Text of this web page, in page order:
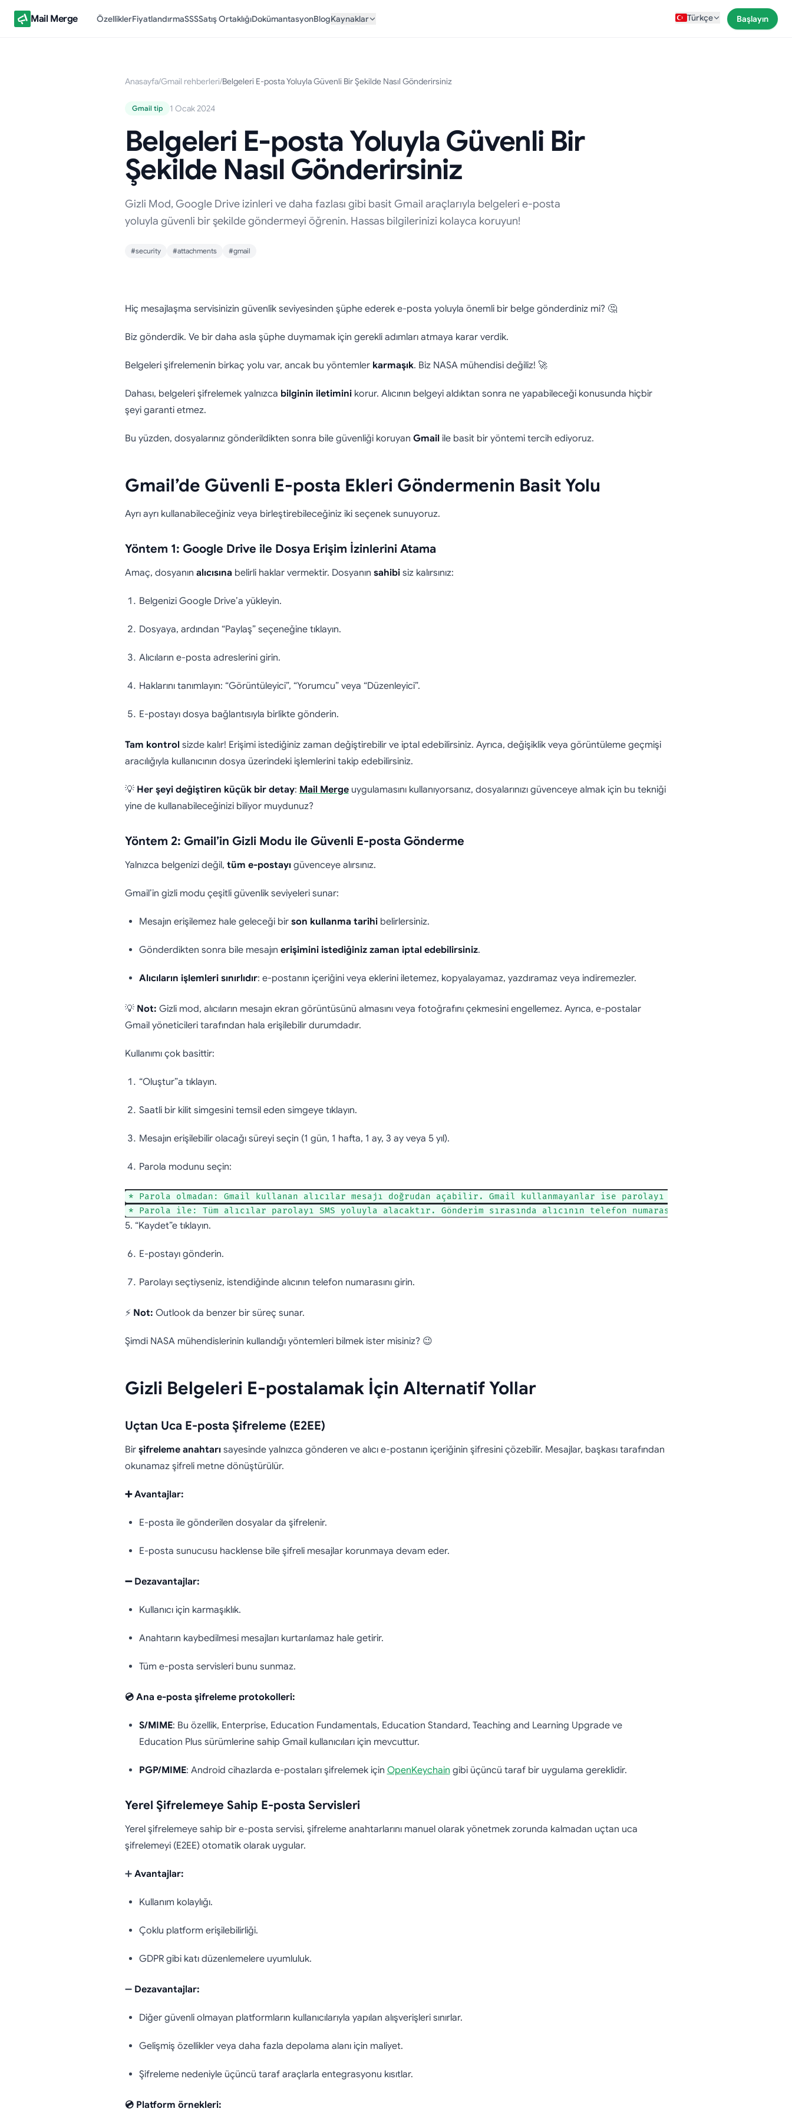
Mail Merge ÖzelliklerFiyatlandırmaSSSSatış OrtaklığıDokümantasyonBlogKaynaklar Türkçe Başlayın
Anasayfa/Gmail rehberleri/Belgeleri E-posta Yoluyla Güvenli Bir Şekilde Nasıl Gönderirsiniz
Gmail tip 1 Ocak 2024
Belgeleri E-posta Yoluyla Güvenli Bir
Şekilde Nasıl Gönderirsiniz
Gizli Mod, Google Drive izinleri ve daha fazlası gibi basit Gmail araçlarıyla belgeleri e-posta
yoluyla güvenli bir şekilde göndermeyi öğrenin. Hassas bilgilerinizi kolayca koruyun!
#security #attachments #gmail
Belgeleri E-posta Yoluyla Güvenli Bir
Şekilde Nasıl Gönderirsiniz
Hiç mesajlaşma servisinizin güvenlik seviyesinden şüphe ederek e-posta yoluyla önemli bir belge gönderdiniz mi? 🤔
Biz gönderdik. Ve bir daha asla şüphe duymamak için gerekli adımları atmaya karar verdik.
Belgeleri şifrelemenin birkaç yolu var, ancak bu yöntemler karmaşık. Biz NASA mühendisi değiliz! 🚀
Dahası, belgeleri şifrelemek yalnızca bilginin iletiminikorur. Alıcının belgeyi aldıktan sonra ne yapabileceği konusunda hiçbir
şeyi garanti etmez.
Bu yüzden, dosyalarınız gönderildikten sonra bile güvenliği koruyan Gmailile basit bir yöntemi tercih ediyoruz.
Gmail’de Güvenli E-posta Ekleri Göndermenin Basit Yolu
Ayrı ayrı kullanabileceğiniz veya birleştirebileceğiniz iki seçenek sunuyoruz.
Yöntem 1: Google Drive ile Dosya Erişim İzinlerini Atama
Amaç, dosyanın alıcısına belirli haklar vermektir. Dosyanın sahibisiz kalırsınız:
Belgenizi Google Drive’a yükleyin.
Dosyaya, ardından “Paylaş” seçeneğine tıklayın.
Alıcıların e-posta adreslerini girin.
Haklarını tanımlayın: “Görüntüleyici”, “Yorumcu” veya “Düzenleyici”.
E-postayı dosya bağlantısıyla birlikte gönderin.
Tam kontrolsizde kalır! Erişimi istediğiniz zaman değiştirebilir ve iptal edebilirsiniz. Ayrıca, değişiklik veya görüntüleme geçmişi
aracılığıyla kullanıcının dosya üzerindeki işlemlerini takip edebilirsiniz.
💡 Her şeyi değiştiren küçük bir detay: Mail Mergeuygulamasını kullanıyorsanız, dosyalarınızı güvenceye almak için bu tekniği
yine de kullanabileceğinizi biliyor muydunuz?
Yöntem 2: Gmail’in Gizli Modu ile Güvenli E-posta Gönderme
Yalnızca belgenizi değil, tüm e-postayıgüvenceye alırsınız.
Gmail’in gizli modu çeşitli güvenlik seviyeleri sunar:
Mesajın erişilemez hale geleceği bir son kullanma tarihibelirlersiniz.
Gönderdikten sonra bile mesajın erişimini istediğiniz zaman iptal edebilirsiniz.
Alıcıların işlemleri sınırlıdır: e-postanın içeriğini veya eklerini iletemez, kopyalayamaz, yazdıramaz veya indiremezler.
💡 Not: Gizli mod, alıcıların mesajın ekran görüntüsünü almasını veya fotoğrafını çekmesini engellemez. Ayrıca, e-postalar
Gmail yöneticileri tarafından hala erişilebilir durumdadır.
Kullanımı çok basittir:
“Oluştur”a tıklayın.
Saatli bir kilit simgesini temsil eden simgeye tıklayın.
Mesajın erişilebilir olacağı süreyi seçin (1 gün, 1 hafta, 1 ay, 3 ay veya 5 yıl).
Parola modunu seçin:
* Parola olmadan: Gmail kullanan alıcılar mesajı doğrudan açabilir. Gmail kullanmayanlar ise parolayı e-posta yoluyla
* Parola ile: Tüm alıcılar parolayı SMS yoluyla alacaktır. Gönderim sırasında alıcının telefon numarasını girmeniz
5. “Kaydet”e tıklayın.
E-postayı gönderin.
Parolayı seçtiyseniz, istendiğinde alıcının telefon numarasını girin.
⚡ Not: Outlook da benzer bir süreç sunar.
Şimdi NASA mühendislerinin kullandığı yöntemleri bilmek ister misiniz? 😉
Gizli Belgeleri E-postalamak İçin Alternatif Yollar
Uçtan Uca E-posta Şifreleme (E2EE)
Bir şifreleme anahtarısayesinde yalnızca gönderen ve alıcı e-postanın içeriğinin şifresini çözebilir. Mesajlar, başkası tarafından
okunamaz şifreli metne dönüştürülür.
➕ Avantajlar:
E-posta ile gönderilen dosyalar da şifrelenir.
E-posta sunucusu hacklense bile şifreli mesajlar korunmaya devam eder.
➖ Dezavantajlar:
Kullanıcı için karmaşıklık.
Anahtarın kaybedilmesi mesajları kurtarılamaz hale getirir.
Tüm e-posta servisleri bunu sunmaz.
💿 Ana e-posta şifreleme protokolleri:
S/MIME: Bu özellik, Enterprise, Education Fundamentals, Education Standard, Teaching and Learning Upgrade ve
Education Plus sürümlerine sahip Gmail kullanıcıları için mevcuttur.
PGP/MIME: Android cihazlarda e-postaları şifrelemek için OpenKeychain gibi üçüncü taraf bir uygulama gereklidir.
Yerel Şifrelemeye Sahip E-posta Servisleri
Yerel şifrelemeye sahip bir e-posta servisi, şifreleme anahtarlarını manuel olarak yönetmek zorunda kalmadan uçtan uca
şifrelemeyi (E2EE) otomatik olarak uygular.
➕ Avantajlar:
Kullanım kolaylığı.
Çoklu platform erişilebilirliği.
GDPR gibi katı düzenlemelere uyumluluk.
➖ Dezavantajlar:
Diğer güvenli olmayan platformların kullanıcılarıyla yapılan alışverişleri sınırlar.
Gelişmiş özellikler veya daha fazla depolama alanı için maliyet.
Şifreleme nedeniyle üçüncü taraf araçlarla entegrasyonu kısıtlar.
💿 Platform örnekleri: